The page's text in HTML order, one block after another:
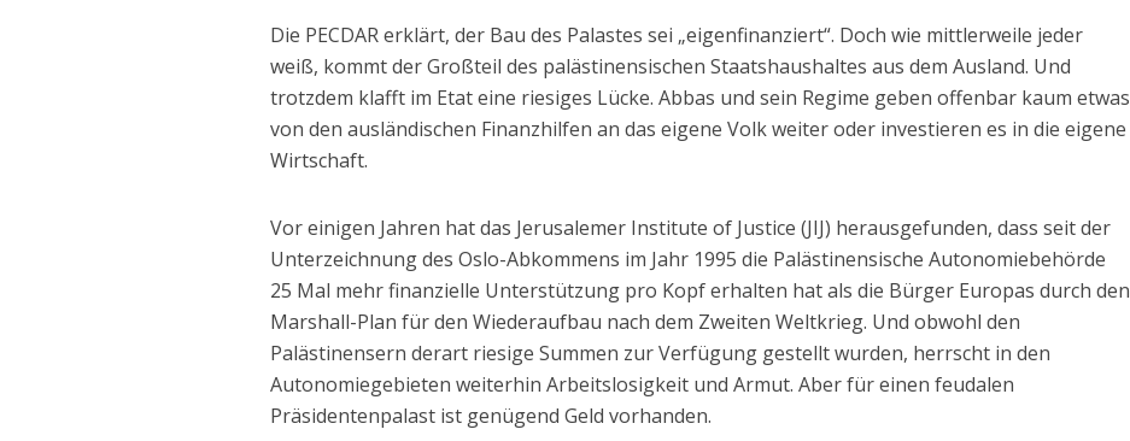
Die PECDAR erklärt, der Bau des Palastes sei „eigenfinanziert“. Doch wie mittlerweile jeder
weiß, kommt der Großteil des palästinensischen Staatshaushaltes aus dem Ausland. Und
trotzdem klafft im Etat eine riesiges Lücke. Abbas und sein Regime geben offenbar kaum etwas
von den ausländischen Finanzhilfen an das eigene Volk weiter oder investieren es in die eigene
Wirtschaft.
Vor einigen Jahren hat das Jerusalemer Institute of Justice (JIJ) herausgefunden, dass seit der
Unterzeichnung des Oslo-Abkommens im Jahr 1995 die Palästinensische Autonomiebehörde
25 Mal mehr finanzielle Unterstützung pro Kopf erhalten hat als die Bürger Europas durch den
Marshall-Plan für den Wiederaufbau nach dem Zweiten Weltkrieg. Und obwohl den
Palästinensern derart riesige Summen zur Verfügung gestellt wurden, herrscht in den
Autonomiegebieten weiterhin Arbeitslosigkeit und Armut. Aber für einen feudalen
Präsidentenpalast ist genügend Geld vorhanden.